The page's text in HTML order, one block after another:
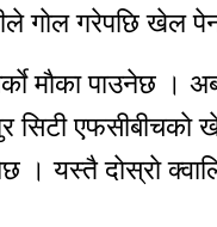
गाेल गरेपछि खेल
माैका पाउनेछ ।
सिटी
। यस्तै दाेस्राे